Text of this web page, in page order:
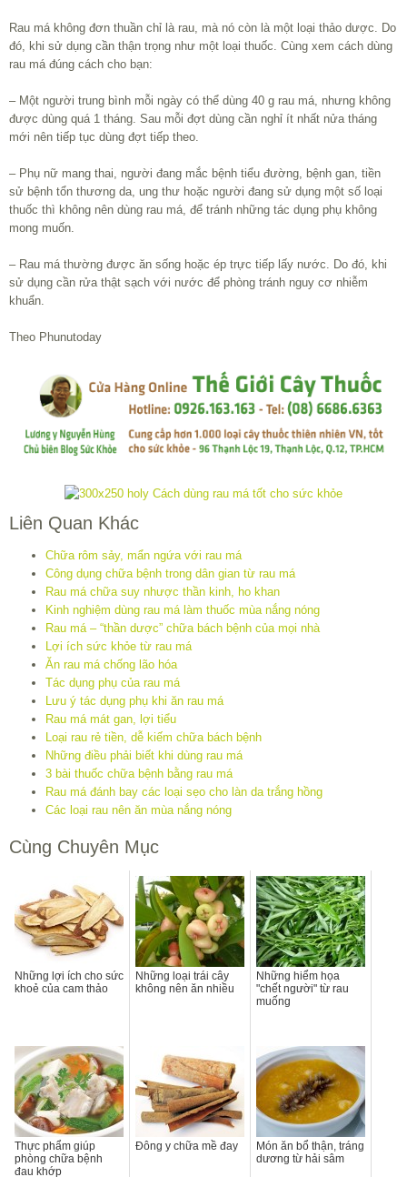
Rau má không đơn thuần chỉ là rau, mà nó còn là một loại thảo dược. Do
đó, khi sử dụng cần thận trọng như một loại thuốc. Cùng xem cách dùng
rau má đúng cách cho bạn:
– Một người trung bình mỗi ngày có thể dùng 40 g rau má, nhưng không
được dùng quá 1 tháng. Sau mỗi đợt dùng cần nghỉ ít nhất nửa tháng
mới nên tiếp tục dùng đợt tiếp theo.
– Phụ nữ mang thai, người đang mắc bệnh tiểu đường, bệnh gan, tiền
sử bệnh tổn thương da, ung thư hoặc người đang sử dụng một số loại
thuốc thì không nên dùng rau má, để tránh những tác dụng phụ không
mong muốn.
– Rau má thường được ăn sống hoặc ép trực tiếp lấy nước. Do đó, khi
sử dụng cần rửa thật sạch với nước để phòng tránh nguy cơ nhiễm
khuẩn.
Theo Phunutoday
Liên Quan Khác
Chữa rôm sảy, mẩn ngứa với rau má
Công dụng chữa bệnh trong dân gian từ rau má
Rau má chữa suy nhược thần kinh, ho khan
Kinh nghiệm dùng rau má làm thuốc mùa nắng nóng
Rau má – “thần dược” chữa bách bệnh của mọi nhà
Lợi ích sức khỏe từ rau má
Ăn rau má chống lão hóa
Tác dụng phụ của rau má
Lưu ý tác dụng phụ khi ăn rau má
Rau má mát gan, lợi tiểu
Loại rau rẻ tiền, dễ kiếm chữa bách bệnh
Những điều phải biết khi dùng rau má
3 bài thuốc chữa bệnh bằng rau má
Rau má đánh bay các loại sẹo cho làn da trắng hồng
Các loại rau nên ăn mùa nắng nóng
Cùng Chuyên Mục
Những lợi ích cho sức
khoẻ của cam thảo
Những loại trái cây
không nên ăn nhiều
Những hiểm họa
"chết người" từ rau
muống
Thực phẩm giúp
phòng chữa bệnh
đau khớp
Đông y chữa mề đay
Món ăn bổ thận, tráng
dương từ hải sâm